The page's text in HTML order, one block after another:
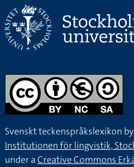
Svenskt teckenspråkslexikon by
Institutionen för lingvistik,
under aCreative Commons